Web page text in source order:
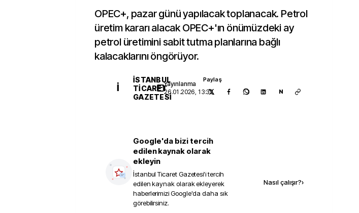
OPEC+, pazar günü yapılacak toplanacak. Petrol
üretim kararı alacak OPEC+'ın önümüzdeki ay
petrol üretimini sabit tutma planlarına bağlı
kalacaklarını öngörüyor.
İ
İSTANBUL
TICARET
GAZETESI
Yayınlanma
26.01.2026, 13:32
Paylaş
N
Google'da bizi tercih
edilen kaynak olarak
ekleyin
İstanbul Ticaret Gazetesi'i tercih
edilen kaynak olarak ekleyerek
haberlerimizi Google'da daha sık
görebilirsiniz.
Nasıl çalışır?›